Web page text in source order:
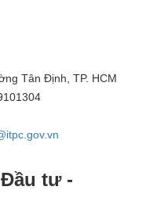
Tân Định, TP. HCM
tư -